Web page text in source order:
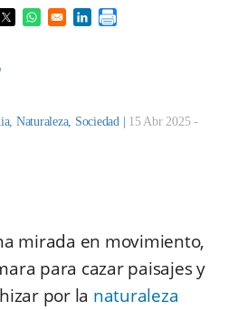
in a new window
Opens in a new window
Opens in a new window
Opens in a new window
, Naturaleza, Sociedad
15 Abr 2025 -
mirada en movimiento,
para cazar paisajes y
por la naturaleza